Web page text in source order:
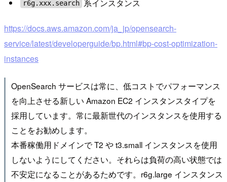
r6g.xxx.search 系インスタンス
https://docs.aws.amazon.com/ja_jp/opensearch-
service/latest/developerguide/bp.html#bp-cost-optimization-
instances
OpenSearch サービスは常に、低コストでパフォーマンス
を向上させる新しい Amazon EC2 インスタンスタイプを
採用しています。常に最新世代のインスタンスを使用する
ことをお勧めします。
本番稼働用ドメインで T2 や t3.small インスタンスを使用
しないようにしてください。それらは負荷の高い状態では
不安定になることがあるためです。r6g.large インスタンス